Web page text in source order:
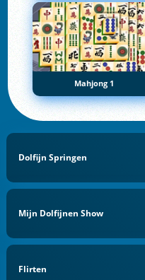
Mahjong 1
Dolfijn Springen
Mijn Dolfijnen Show
Flirten